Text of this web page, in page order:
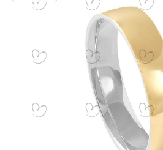
o
imagens